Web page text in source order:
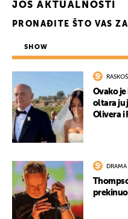
JOŠ AKTUALNOSTI
PRONAĐITE ŠTO VAS
SHOW
Ovako
oltara ju
Olivera i